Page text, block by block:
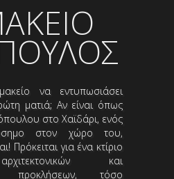
να εντυπωσιάσει
ματιά; Αν είναι όπως
στο Χαϊδάρι, ενός
στον χώρο του,
Πρόκειται για ένα κτίριο
και
προκλήσεων, τόσο